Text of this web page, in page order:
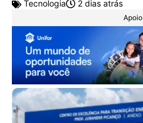
Tecnologia 2 dias atrás
Apoio